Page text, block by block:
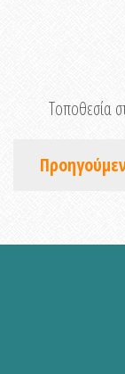
Τοποθεσία